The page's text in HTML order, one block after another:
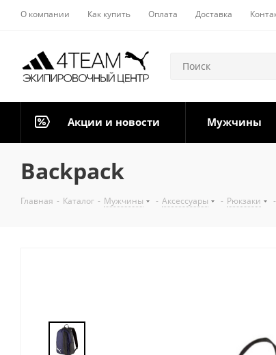
О компании Как купить Оплата Доставка
Акции и новости Мужчины
Backpack
Главная - Каталог - Мужчины - Аксессуары - Рюкзаки -